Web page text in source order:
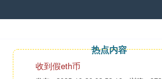
热点内容
收到假eth币